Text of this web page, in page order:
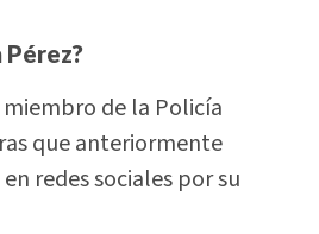
Pérez?
miembro de la Policía
que anteriormente
redes sociales por su